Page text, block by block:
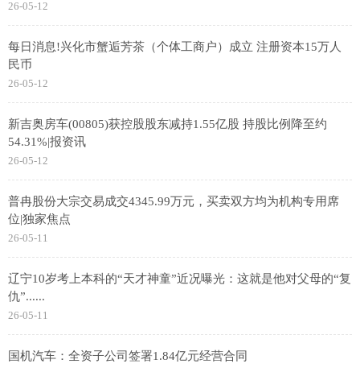
26-05-12
每日消息!兴化市蟹逅芳茶（个体工商户）成立 注册资本15万人
民币
26-05-12
新吉奥房车(00805)获控股股东减持1.55亿股 持股比例降至约
54.31%|报资讯
26-05-12
普冉股份大宗交易成交4345.99万元，买卖双方均为机构专用席
位|独家焦点
26-05-11
辽宁10岁考上本科的“天才神童”近况曝光：这就是他对父母的“复
仇”......
26-05-11
国机汽车：全资子公司签署1.84亿元经营合同